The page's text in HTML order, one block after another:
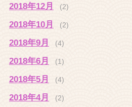
2018年12月 (2)
2018年10月 (2)
2018年9月 (4)
2018年6月 (1)
2018年5月 (4)
2018年4月 (2)